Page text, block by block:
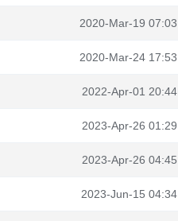
2020-Mar-19 07:03
2020-Mar-24 17:53
2022-Apr-01 20:44
2023-Apr-26 01:29
2023-Apr-26 04:45
2023-Jun-15 04:34